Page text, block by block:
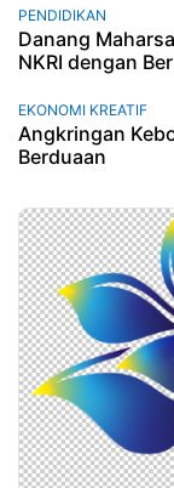
PENDIDIKAN
Danang
NKRI dengan
EKONOMI KREATIF
Angkringan
Berduaan